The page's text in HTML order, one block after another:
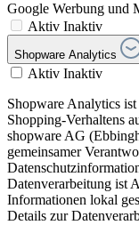
Google Werbung und
Aktiv Inaktiv
Shopware Analytics
Aktiv Inaktiv
Shopware Analytics
Shopping-Verhaltens
shopware AG
gemeinsamer
Datenverarbeitung ist
Informationen lokal
Details zur